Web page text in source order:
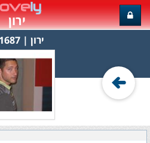
ירון
ירון‏ | 731687